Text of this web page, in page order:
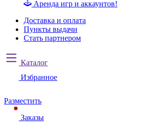
Аренда игр и аккаунтов!
Доставка и оплата
Пункты выдачи
Стать партнером
Каталог
Избранное
Разместить
Заказы